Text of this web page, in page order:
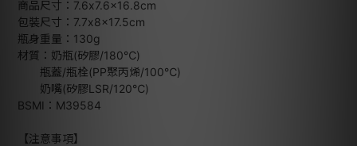
商品尺寸：7.6x7.6x16.8cm
包裝尺寸：7.7x8x17.5cm
瓶身重量：130g
材質：奶瓶(矽膠/180℃)
瓶蓋/瓶栓(PP聚丙烯/100℃)
奶嘴(矽膠LSR/120℃)
BSMI：M39584
【注意事項】